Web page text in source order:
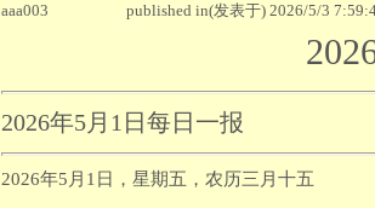
aaa003 published in(发表于) 2026/5/3
2026年5月1日每日一报
2026年5月1日，星期五，农历三月十五